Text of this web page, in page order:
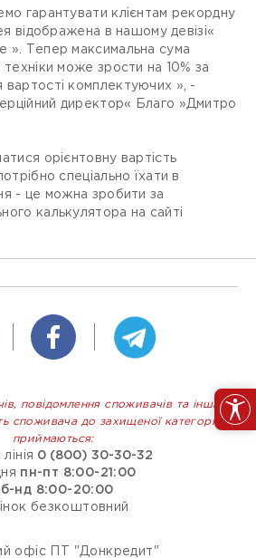
гарантувати клієнтам рекордну
відображена в нашому девізі«
». Тепер максимальна сума
техніки може зрости на 10% за
вартості комплектуючих », -
директор« Благо »Дмитро
орієнтовну вартість
спеціально їхати в
- це можна зробити за
калькулятора на сайті
повідомлення споживачів та інших
споживача до захищеної категорії
приймаються:
0 (800) 30-30-32
пн-пт 8:00-21:00
нд 8:00-20:00
безкоштовний
офіс ПТ "Донкредит"